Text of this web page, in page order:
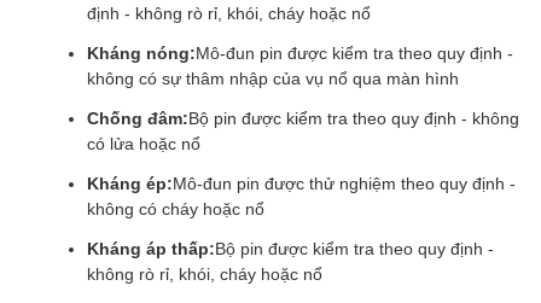
định - không rò rỉ, khói, cháy hoặc nổ
Kháng nóng:Mô-đun pin được kiểm tra theo quy định -
không có sự thâm nhập của vụ nổ qua màn hình
Chống đâm:Bộ pin được kiểm tra theo quy định - không
có lửa hoặc nổ
Kháng ép:Mô-đun pin được thử nghiệm theo quy định -
không có cháy hoặc nổ
Kháng áp thấp:Bộ pin được kiểm tra theo quy định -
không rò rỉ, khói, cháy hoặc nổ